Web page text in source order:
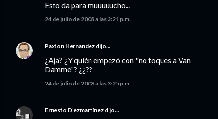
Esto da para muuuuucho...
24 de julio de 2008 a las 3:21 p.m.
Paxton Hernandez dijo…
¿Aja? ¿Y quién empezó con "no toques a Van
Damme"? ¿¿??
24 de julio de 2008 a las 3:25 p.m.
Ernesto Diezmartínez dijo…